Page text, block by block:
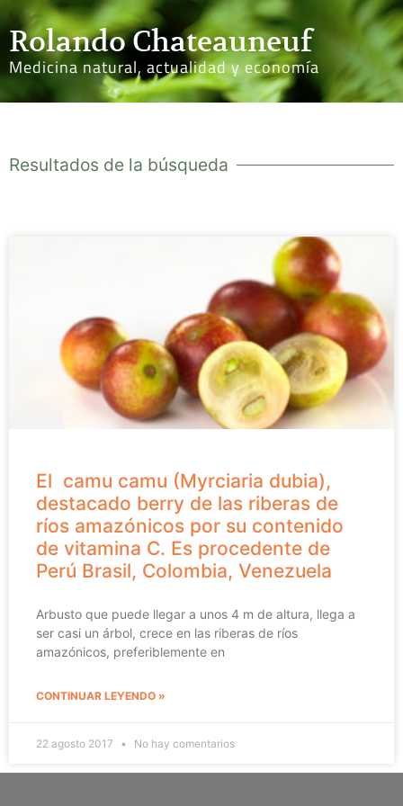
Rolando Chateauneuf
Medicina natural, actualidad y economía
Resultados de la búsqueda
El camu camu (Myrciaria dubia),
destacado berry de las riberas de
ríos amazónicos por su contenido
de vitamina C. Es procedente de
Perú Brasil, Colombia, Venezuela
Arbusto que puede llegar a unos 4 m de altura, llega a
ser casi un árbol, crece en las riberas de ríos
amazónicos, preferiblemente en
CONTINUAR LEYENDO »
22 agosto 2017 No hay comentarios